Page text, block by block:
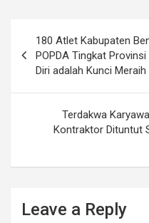
navigation
180 Atlet Kabupaten
POPDA Tingkat
Diri adalah Kunci
Terdakwa
Kontraktor Dituntut
Leave a Reply